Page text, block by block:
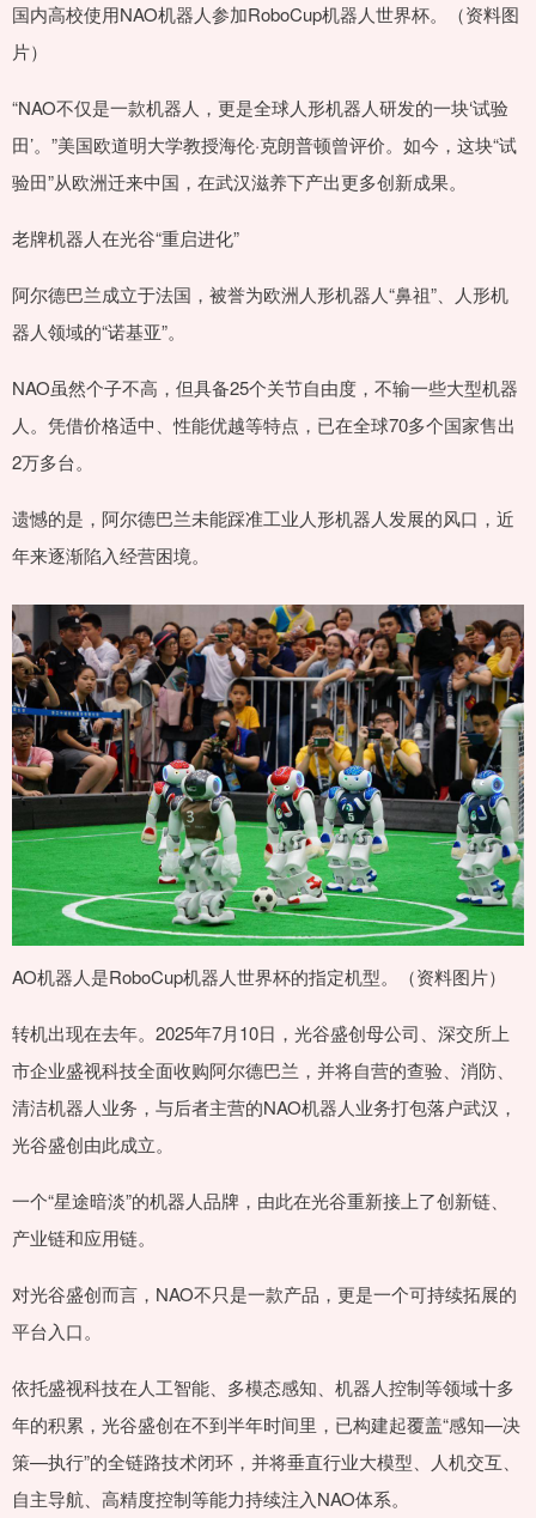
国内高校使用NAO机器人参加RoboCup机器人世界杯。（资料图
片）
“NAO不仅是一款机器人，更是全球人形机器人研发的一块‘试验
田’。”美国欧道明大学教授海伦·克朗普顿曾评价。如今，这块“试
验田”从欧洲迁来中国，在武汉滋养下产出更多创新成果。
老牌机器人在光谷“重启进化”
阿尔德巴兰成立于法国，被誉为欧洲人形机器人“鼻祖”、人形机
器人领域的“诺基亚”。
NAO虽然个子不高，但具备25个关节自由度，不输一些大型机器
人。凭借价格适中、性能优越等特点，已在全球70多个国家售出
2万多台。
遗憾的是，阿尔德巴兰未能踩准工业人形机器人发展的风口，近
年来逐渐陷入经营困境。
AO机器人是RoboCup机器人世界杯的指定机型。（资料图片）
转机出现在去年。2025年7月10日，光谷盛创母公司、深交所上
市企业盛视科技全面收购阿尔德巴兰，并将自营的查验、消防、
清洁机器人业务，与后者主营的NAO机器人业务打包落户武汉，
光谷盛创由此成立。
一个“星途暗淡”的机器人品牌，由此在光谷重新接上了创新链、
产业链和应用链。
对光谷盛创而言，NAO不只是一款产品，更是一个可持续拓展的
平台入口。
依托盛视科技在人工智能、多模态感知、机器人控制等领域十多
年的积累，光谷盛创在不到半年时间里，已构建起覆盖“感知—决
策—执行”的全链路技术闭环，并将垂直行业大模型、人机交互、
自主导航、高精度控制等能力持续注入NAO体系。